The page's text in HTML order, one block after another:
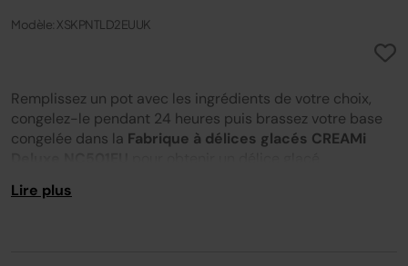
Modèle: XSKPNTLD2EUUK
Remplissez un pot avec les ingrédients de votre choix,
congelez-le pendant 24 heures puis brassez votre base
congelée dans la Fabrique à délices glacés CREAMi
Lire plus